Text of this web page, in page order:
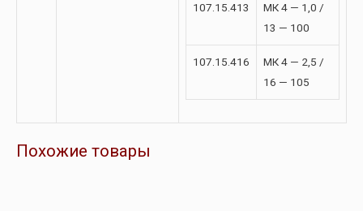
107.15.413
МК 4 — 1,0 /
13 — 100
107.15.416
МК 4 — 2,5 /
16 — 105
Похожие товары